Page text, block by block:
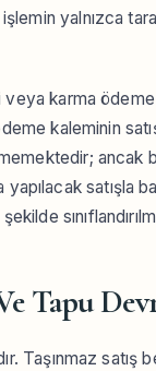
yalnızca
karma ödeme
kaleminin
ancak
satışla
Tapu
Taşınmaz satış